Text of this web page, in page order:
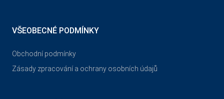
VŠEOBECNÉ PODMÍNKY
Obchodní podmínky
Zásady zpracování a ochrany osobních údajů